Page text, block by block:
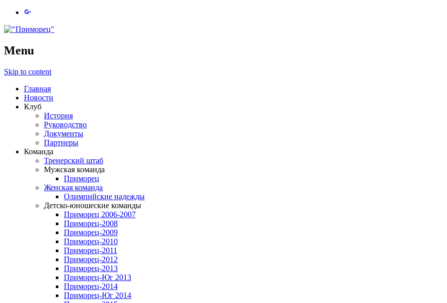
Menu
Skip to content
Главная
Новости
Клуб
История
Руководство
Документы
Партнеры
Команда
Тренерский штаб
Мужская команда
Приморец
Женская команда
Олимпийские надежды
Детско-юношеские команды
Приморец 2006-2007
Приморец-2008
Приморец-2009
Приморец-2010
Приморец-2011
Приморец-2012
Приморец-2013
Приморец-Юг 2013
Приморец-2014
Приморец-Юг 2014